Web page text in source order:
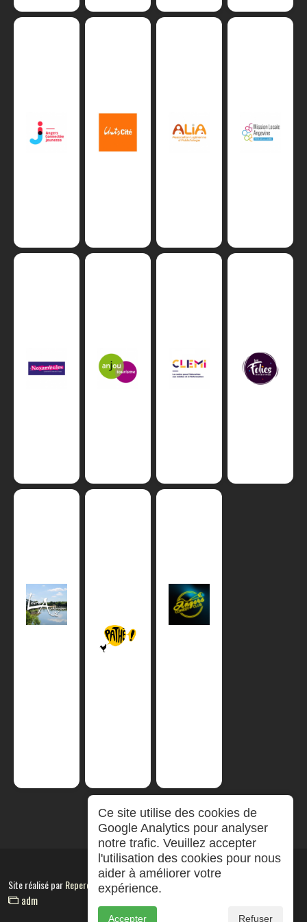
Site réalisé parRepereCom
adm
Ce site utilise des cookies de
Google Analytics pour analyser
notre trafic. Veuillez accepter
l'utilisation des cookies pour nous
aider à améliorer votre
expérience.
Accepter Refuser